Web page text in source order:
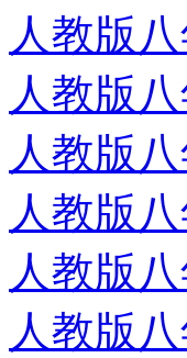
人教版
人教版
人教版
人教版
人教版
人教版